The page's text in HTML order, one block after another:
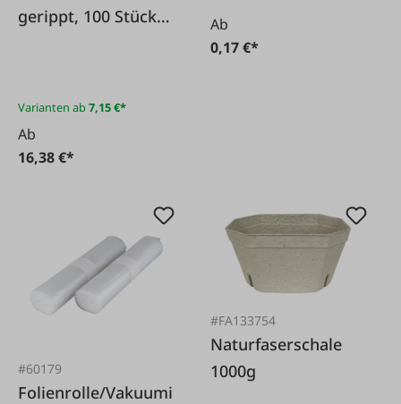
gerippt, 100 Stück-
Varianten ab7,15 €*
Ab
16,38 €*
Ab
0,17 €*
#60179
Folienrolle/Vakuumi
#FA133754
Naturfaserschale
1000g